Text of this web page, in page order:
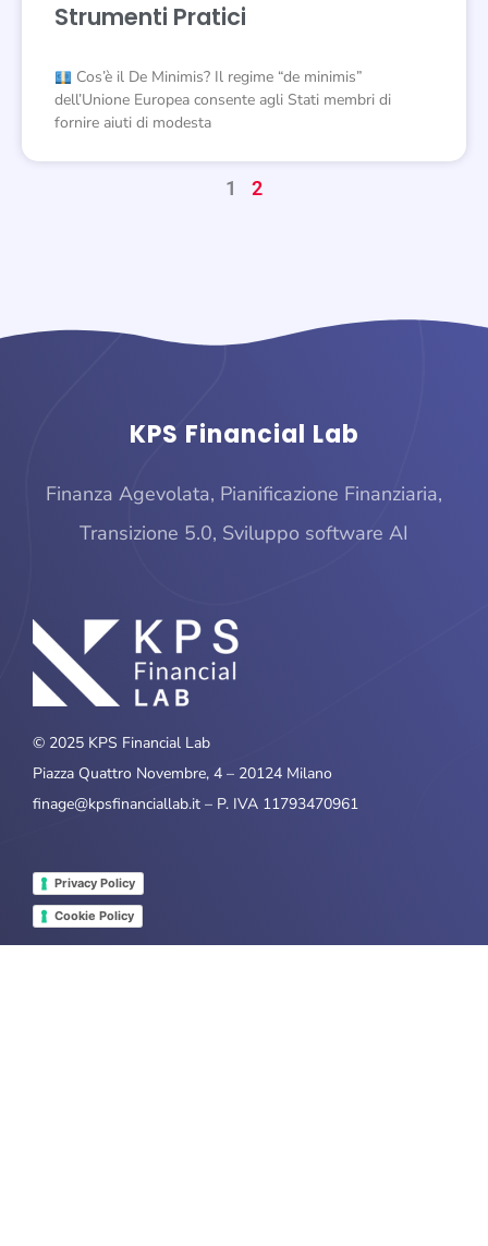
Strumenti Pratici
Cos’è il De Minimis? Il regime “de minimis”
dell’Unione Europea consente agli Stati membri di
fornire aiuti di modesta
1 2
KPS Financial Lab
Finanza Agevolata, Pianificazione Finanziaria,
Transizione 5.0, Sviluppo software AI
© 2025 KPS Financial Lab
Piazza Quattro Novembre, 4 – 20124 Milano
finage@kpsfinanciallab.it – P. IVA 11793470961
Privacy Policy
Cookie Policy